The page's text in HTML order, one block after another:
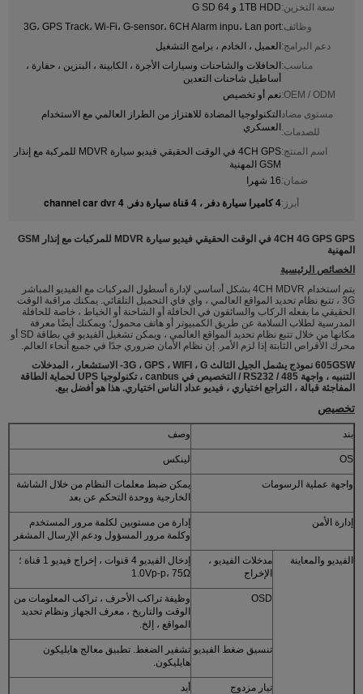
سعة التخزين:1TB HDD و 64 G SD
وظائف:3G، GPS Track، Wi-Fi، G-sensor، 6CH Alarm inpu، Lan port
دعم البرامج:العميل ، الخادم ، برامج التشغيل
مناسب:الحافلات والشاحنات وسيارات الأجرة ، الكابينة ، البنزين ، حفارة ،
أساطيل شاحنات التعدين
OEM / ODM: نعم أو تخصيص
مستوى مضاد
للصدمات:
التكنولوجيا المضادة للاهتزاز من الطراز العالمي مع الاستخدام
العسكري
اسم المنتج:
4CH GPS في الوقت الحقيقي فيديو سيارة MDVR للمركبة مع إنذار
GSM المهنية
ضمان:16 شهرا
أبرز:4 كاميرا سيارة دفر ، 4 قناة سيارة دفر ,
4 channel car dvr
4CH 4G GPS GPS في الوقت الحقيقي فيديو سيارة MDVR للمركبات مع إنذار GSM
المهنية
الخصائص الرئيسية
يتم استخدام 4CH MDVR بشكل أساسي لإدارة أسطول المركبات مع الفيديو المباشر
3G ، تتبع نظام تحديد المواقع العالمي ، واي فاي التحميل التلقائي. يمكنك مراقبة الوقت
الحقيقي ما يفعله الركاب والسائقون في الحافلة أو الشاحنة أو الخياط ، خاصة للحافلة
المدرسية لطلاب السلامة عن طريق الكمبيوتر أو هاتف محمول؛ ويمكنك أيضًا معرفة
مكانها من خلال تتبع نظام تحديد المواقع العالمي ، ويمكن تشغيل الفيديو في بطاقة SD أو
محرك الأقراص الثابتة إذا لزم الأمر. إن نظام الأمان ضروري جدًا في جميع أنحاء العالم.
605GSW نموذج يشمل الجيل الثالث 3G ، GPS ، WIFI ، G- الاستشعار ، المدخلات
التنبيه ، واجهة RS232 / 485 / التخصيص في canbus ، تكنولوجيا UPS لحماية الطاقة
المفاجئة قبالة ، التراجع اختياري ، فيديو عداد الناس اختياري. هذا هو أفضل بيع.
تخصيص
بند وصف
OS لينكس
واجهة عملية الرسومات
يمكن ضبط معلمات النظام من خلال الشاشة
الخارجية ووحدة التحكم عن بعد
إدارة الأمن
إدارة من مستويين لكلمة مرور المستخدم
وكلمة مرور المسؤول ودعم الإرسال المشفر
الفيديو والمعاينة
مدخلات الفيديو ،
الإخراج
إدخال الفيديو 4 قنوات ، إخراج فيديو 1 قناة ؛
1.0Vp-p، 75Ω
OSD
وظيفة تراكب الأحرف ، تراكب المعلومات من
الوقت والتاريخ ، معرف الجهاز ونظام تحديد
المواقع ، إلخ.
تنسيق ضغط الفيديو تشفير الضغط. تطبيق معالج هايليكون
هايليكون.
تيار مزدوج أيد